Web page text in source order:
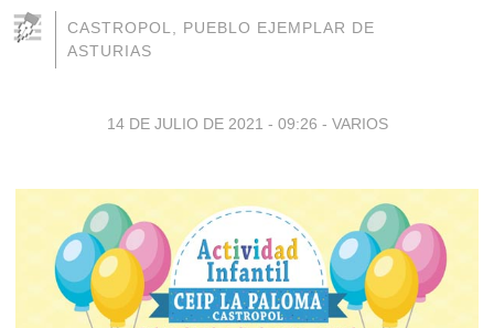
CASTROPOL, PUEBLO EJEMPLAR DE
ASTURIAS
14 DE JULIO DE 2021 - 09:26 - VARIOS